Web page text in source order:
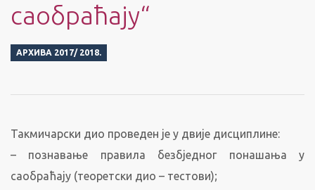
саобраћају“
АРХИВА 2017/ 2018.
Такмичарски дио проведен је у двије дисциплине:
– познавање правила безбједног понашања у
саобраћају (теоретски дио – тестови);